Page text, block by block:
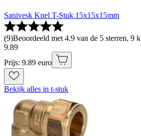
Sanivesk Knel T-Stuk 15x15x15mm
(9)Beoordeeld met 4.9 van de 5 sterren, 9
9.89
Prijs: 9.89 euro
Bekijk alles in t-stuk